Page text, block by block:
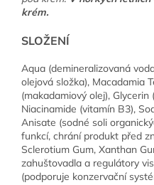
krém.
SLOŽENÍ
Aqua (demineralizovaná
olejová složka), Macadamia
(makadamiový olej),
Niacinamide (vitamín B3),
Anisate (sodné soli
funkcí, chrání produkt před
Sclerotium Gum, Xanthan
zahuštovadla a regulátory
(podporuje konzervační